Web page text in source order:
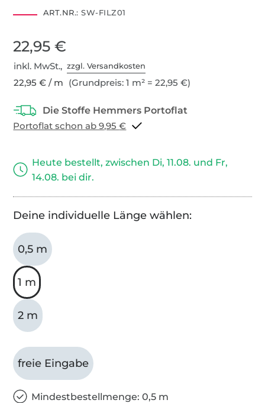
ART.NR.: SW-FILZ01
22,95 €
inkl. MwSt.,zzgl. Versandkosten
22,95 € / m (Grundpreis: 1 m² = 22,95 €)
Portoflat schon ab 9,95 €
Heute bestellt, zwischen Di, 11.08. und Fr,
14.08. bei dir.
Deine individuelle Länge wählen:
0,5 m
1 m
2 m
freie Eingabe
Mindestbestellmenge: 0,5 m